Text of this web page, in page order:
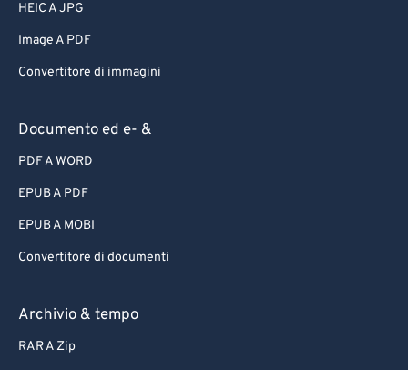
HEIC A JPG
Image A PDF
Convertitore di immagini
Documento ed e- &
PDF A WORD
EPUB A PDF
EPUB A MOBI
Convertitore di documenti
Archivio & tempo
RAR A Zip